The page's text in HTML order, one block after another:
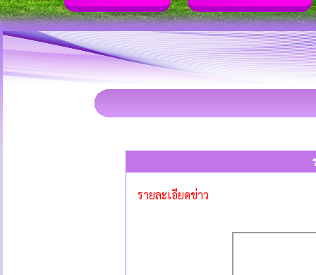
รายละเอียดข่าว